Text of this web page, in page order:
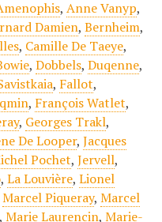
, Anne Vanyp,
Damien, Bernheim,
, Camille De Taeye,
, Dobbels, Duqenne,
, Fallot,
, François Watlet,
, Georges Trakl,
De Looper, Jacques
Pochet, Jervell,
, La Louvière, Lionel
Marcel Piqueray, Marcel
Marie Laurencin, Marie-